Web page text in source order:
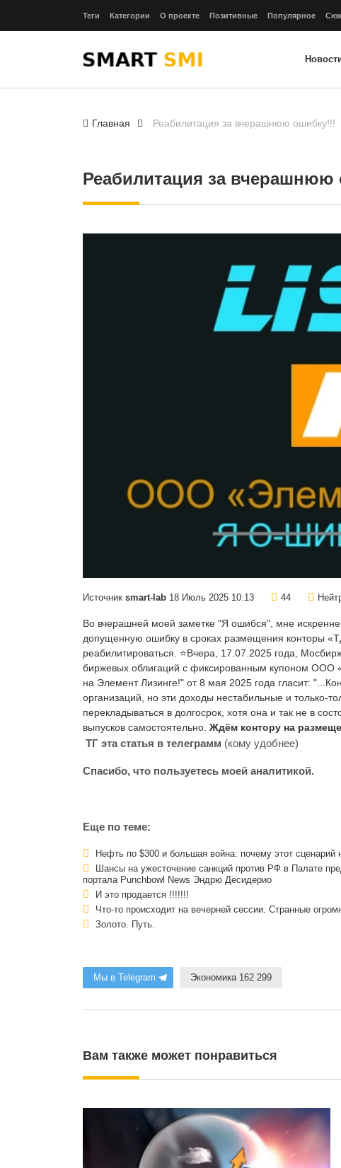
Теги Категории О проекте Позитивные Популярное
Главная Реабилитация за вчерашнюю ошибку!!!
Реабилитация за вчерашнюю
Источник smart-lab 18 Июль 2025 10:13 44
Во вчерашней моей заметке "Я ошибся", мне
допущенную ошибку в сроках размещения конторы
реабилитироваться. ⭐Вчера, 17.07.2025 года,
биржевых облигаций с фиксированным купоном ООО
на Элемент Лизинге!" от 8 мая 2025 года гласит:
организаций, но эти доходы нестабильные и только-
перекладываться в долгосрок, хотя она и так не в
выпусков самостоятельно. Ждём контору на
ТГ эта статья в телеграмм (кому удобнее)
Спасибо, что пользуетесь моей аналитикой.
Еще по теме:
Нефть по $300 и большая война: почему этот сценарий
Шансы на ужесточение санкций против РФ в Палате
портала Punchbowl News Эндрю Десидерио
И это продается !!!!!!!
Что-то происходит на вечерней сессии. Странные
Золото. Путь.
Мы в Telegram Экономика 162 299
Вам также может понравиться